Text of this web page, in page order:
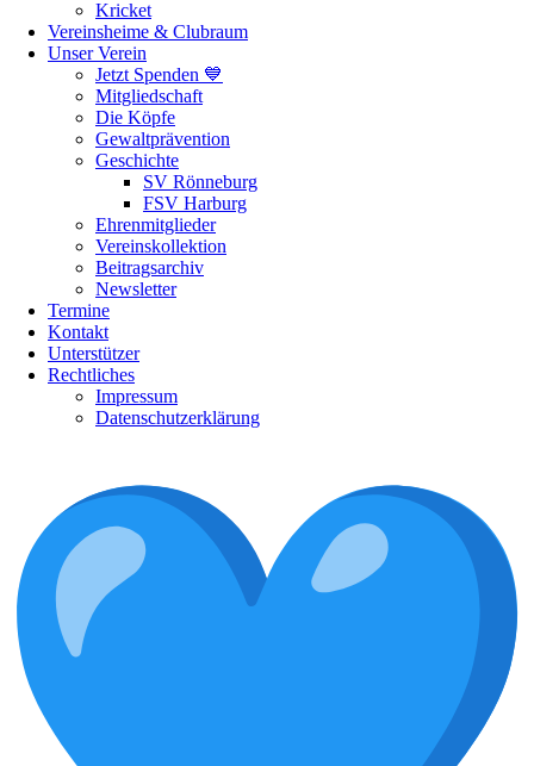
Kricket
Vereinsheime & Clubraum
Unser Verein
Jetzt Spenden 💙
Mitgliedschaft
Die Köpfe
Gewaltprävention
Geschichte
SV Rönneburg
FSV Harburg
Ehrenmitglieder
Vereinskollektion
Beitragsarchiv
Newsletter
Termine
Kontakt
Unterstützer
Rechtliches
Impressum
Datenschutzerklärung